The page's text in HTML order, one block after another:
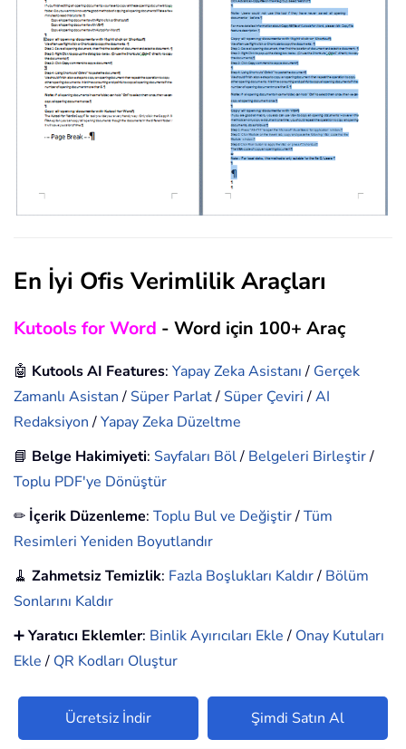
En İyi Ofis Verimlilik Araçları
Kutools for Word - Word için 100+ Araç
🤖 Kutools AI Features: Yapay Zeka Asistanı/ Gerçek
Zamanlı Asistan/ Süper Parlat/ Süper Çeviri/AI
Redaksiyon/Yapay Zeka Düzeltme
📘 Belge Hakimiyeti: Sayfaları Böl/ Belgeleri Birleştir/
Toplu PDF'ye Dönüştür
✏ İçerik Düzenleme: Toplu Bul ve Değiştir/Tüm
Resimleri Yeniden Boyutlandır
🧹 Zahmetsiz Temizlik: Fazla Boşlukları Kaldır/ Bölüm
Sonlarını Kaldır
➕Yaratıcı Eklemler: Binlik Ayırıcıları Ekle/ Onay Kutuları
Ekle/ QR Kodları Oluştur
Ücretsiz İndir Şimdi Satın Al